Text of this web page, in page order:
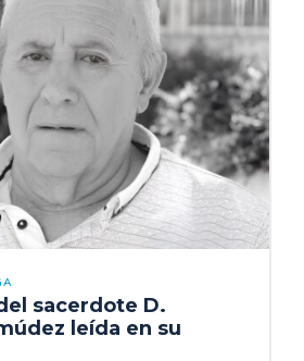
sacerdote D.
leída en su